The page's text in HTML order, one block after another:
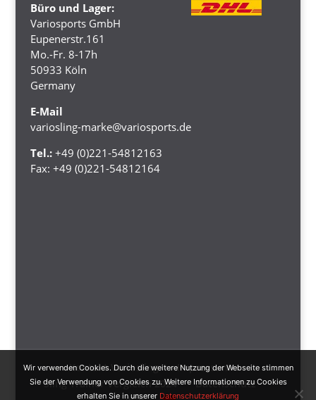
Büro und Lager:
Variosports GmbH
Eupenerstr.161
Mo.-Fr. 8-17h
50933 Köln
Germany
E-Mail
variosling-marke@variosports.de
Tel.: +49 (0)221-54812163
Fax: +49 (0)221-54812164
Kontakt Variosling
Impressum
Sling Trainer Vergleich 2024
Datenschutz
Wir verwenden Cookies. Durch die weitere Nutzung der Webseite stimmen
Sie der Verwendung von Cookies zu. Weitere Informationen zu Cookies
erhalten Sie in unserer Datenschutzerklärung